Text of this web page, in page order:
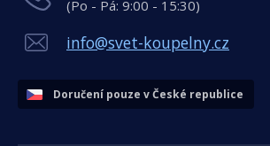
(Po - Pá: 9:00 - 15:30)
info@svet-koupelny.cz
Doručení pouze v České republice